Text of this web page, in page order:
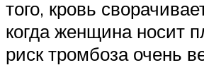
того, кровь
когда женщина носит
риск тромбоза очень